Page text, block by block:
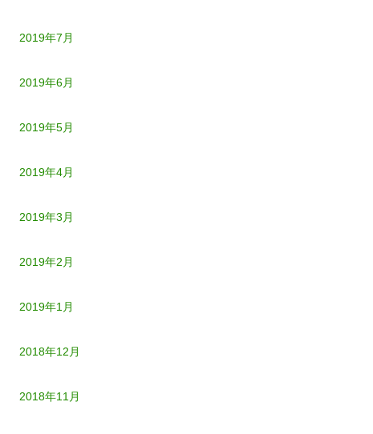
2019年7月
2019年6月
2019年5月
2019年4月
2019年3月
2019年2月
2019年1月
2018年12月
2018年11月